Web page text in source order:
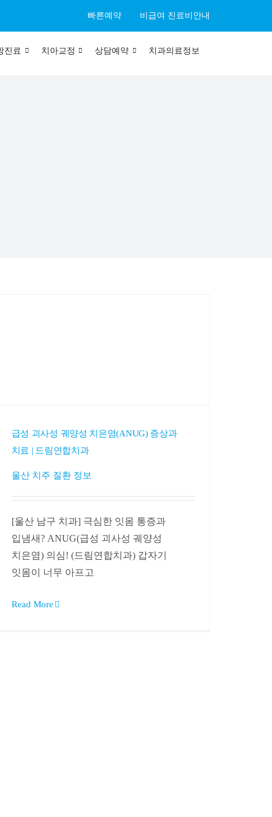
빠른예약 비급여 진료비안내
진료 치아교정 상담예약 치과의료정보
급성 괴사성 궤양성 치은염(ANUG) 증상과
치료 | 드림연합치과
울산 치주 질환 정보
[울산 남구 치과] 극심한 잇몸 통증과
입냄새? ANUG(급성 괴사성 궤양성
치은염) 의심! (드림연합치과) 갑자기
잇몸이 너무 아프고
Read More